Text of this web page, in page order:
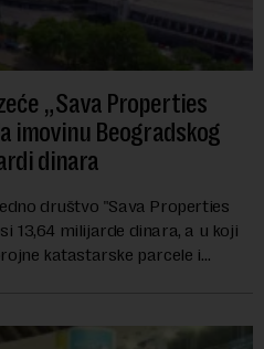
„Sava Properties
imovinu Beogradskog
dinara
društvo "Sava Properties
13,64 milijarde dinara, a u koji
katastarske parcele i